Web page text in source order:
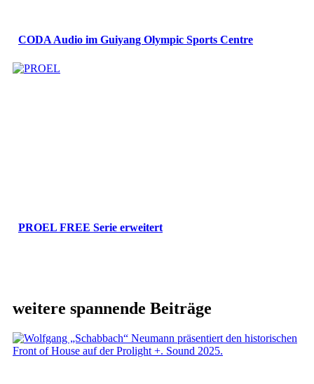
CODA Audio im Guiyang Olympic Sports Centre
PROEL FREE Serie erweitert
weitere spannende Beiträge